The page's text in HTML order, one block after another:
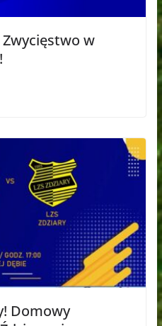
w
Domowy